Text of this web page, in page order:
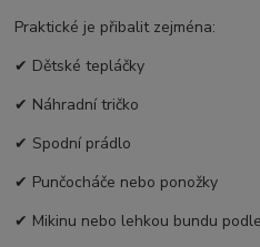
Praktické je přibalit zejména:
✔ Dětské tepláčky
✔ Náhradní tričko
✔ Spodní prádlo
✔ Punčocháče nebo ponožky
✔ Mikinu nebo lehkou bundu